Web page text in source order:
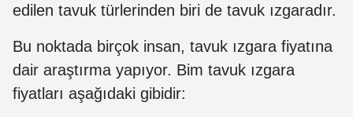
edilen tavuk türlerinden biri de tavuk ızgaradır.
Bu noktada birçok insan, tavuk ızgara fiyatına
dair araştırma yapıyor. Bim tavuk ızgara
fiyatları aşağıdaki gibidir: